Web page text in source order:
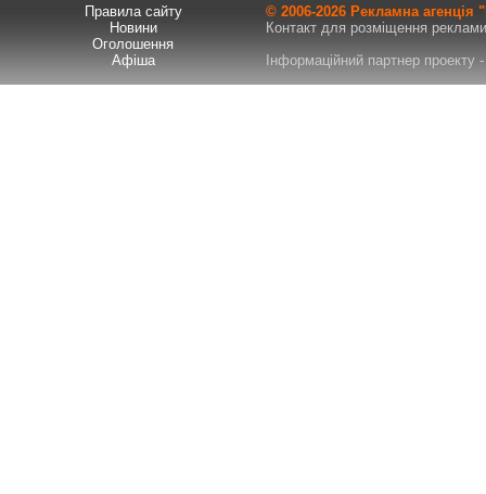
Правила сайту
Новини
Оголошення
Афіша
© 2006-2026 Рекламна
Контакт для розміщення
Інформаційний партнер проекту